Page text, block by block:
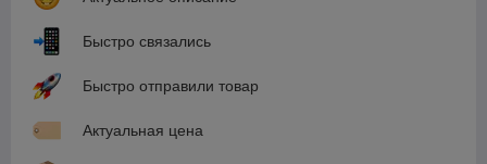
Быстро связались
Быстро отправили товар
Актуальная цена